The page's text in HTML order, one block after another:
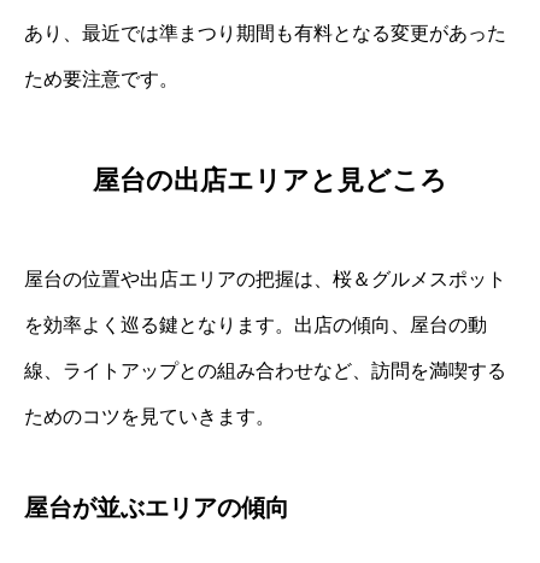
あり、最近では準まつり期間も有料となる変更があった
ため要注意です。
屋台の出店エリアと見どころ
屋台の位置や出店エリアの把握は、桜＆グルメスポット
を効率よく巡る鍵となります。出店の傾向、屋台の動
線、ライトアップとの組み合わせなど、訪問を満喫する
ためのコツを見ていきます。
屋台が並ぶエリアの傾向